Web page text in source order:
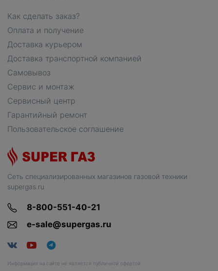
Сеть специализированных магазинов газовой техники
supergas.ru
8-800-551-40-21
e-sale@supergas.ru
Информация на сайте не является публичной офертой
Как сделать заказ?
Оплата и получение
Доставка курьером
Доставка транспортной компанией
Самовывоз
Сервис и монтаж
Сервисный центр
Гарантийный ремонт
Пользовательское соглашение